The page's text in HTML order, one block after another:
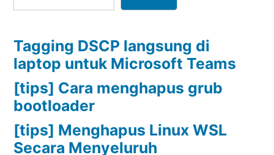
Tagging DSCP langsung di
laptop untuk Microsoft Teams
[tips] Cara menghapus grub
bootloader
[tips] Menghapus Linux WSL
Secara Menyeluruh